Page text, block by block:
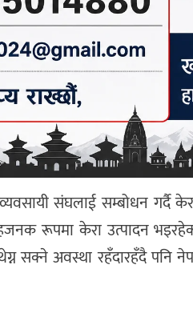
संघलाई सम्बोधन गर्दै
रूपमा केरा उत्पादन
सक्ने अवस्था रहँदारहँदै पनि